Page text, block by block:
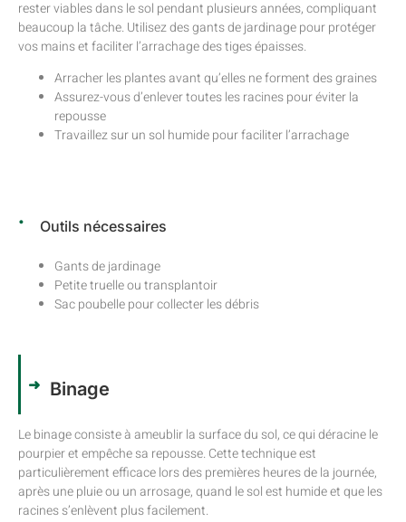
rester viables dans le sol pendant plusieurs années, compliquant
beaucoup la tâche. Utilisez des gants de jardinage pour protéger
vos mains et faciliter l’arrachage des tiges épaisses.
Arracher les plantes avant qu’elles ne forment des graines
Assurez-vous d’enlever toutes les racines pour éviter la
repousse
Travaillez sur un sol humide pour faciliter l’arrachage
Outils nécessaires
Gants de jardinage
Petite truelle ou transplantoir
Sac poubelle pour collecter les débris
Binage
Le binage consiste à ameublir la surface du sol, ce qui déracine le
pourpier et empêche sa repousse. Cette technique est
particulièrement efficace lors des premières heures de la journée,
après une pluie ou un arrosage, quand le sol est humide et que les
racines s’enlèvent plus facilement.